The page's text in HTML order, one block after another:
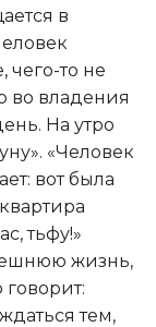
в
чего-то не
во владения
На утро
«Человек
вот была
тьфу!»
жизнь,
тем,